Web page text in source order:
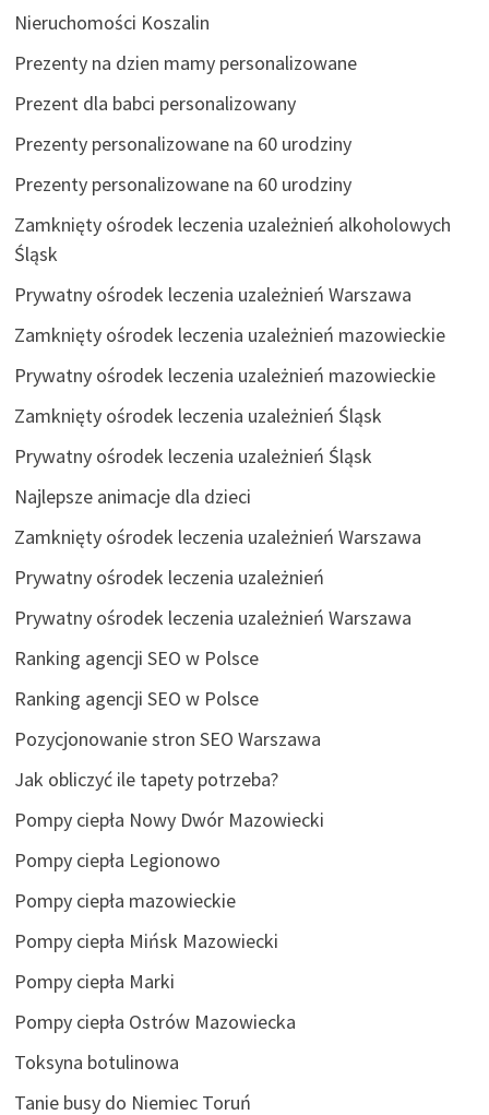
Nieruchomości Koszalin
Prezenty na dzien mamy personalizowane
Prezent dla babci personalizowany
Prezenty personalizowane na 60 urodziny
Prezenty personalizowane na 60 urodziny
Zamknięty ośrodek leczenia uzależnień alkoholowych
Śląsk
Prywatny ośrodek leczenia uzależnień Warszawa
Zamknięty ośrodek leczenia uzależnień mazowieckie
Prywatny ośrodek leczenia uzależnień mazowieckie
Zamknięty ośrodek leczenia uzależnień Śląsk
Prywatny ośrodek leczenia uzależnień Śląsk
Najlepsze animacje dla dzieci
Zamknięty ośrodek leczenia uzależnień Warszawa
Prywatny ośrodek leczenia uzależnień
Prywatny ośrodek leczenia uzależnień Warszawa
Ranking agencji SEO w Polsce
Ranking agencji SEO w Polsce
Pozycjonowanie stron SEO Warszawa
Jak obliczyć ile tapety potrzeba?
Pompy ciepła Nowy Dwór Mazowiecki
Pompy ciepła Legionowo
Pompy ciepła mazowieckie
Pompy ciepła Mińsk Mazowiecki
Pompy ciepła Marki
Pompy ciepła Ostrów Mazowiecka
Toksyna botulinowa
Tanie busy do Niemiec Toruń